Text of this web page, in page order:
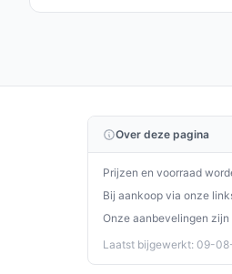
Over deze pagina
Prijzen en voorraad
Bij aankoop via onze
Onze aanbevelingen
Laatst bijgewerkt: 09-